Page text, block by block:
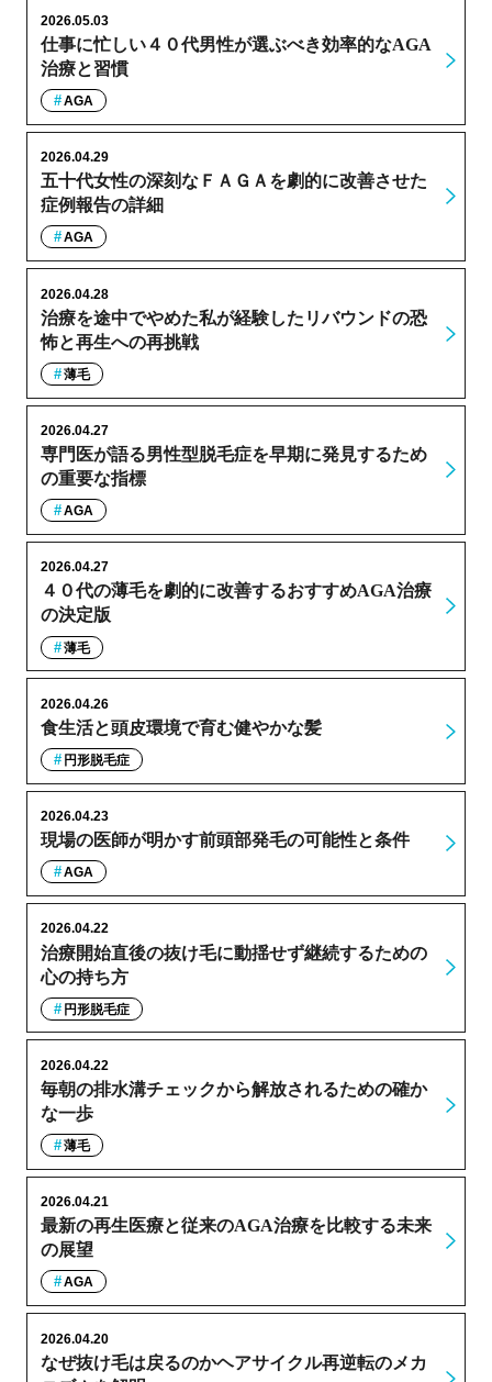
仕事に忙しい４０代男性が選ぶべき効率的なAGA
治療と習慣
2026.05.03
AGA
五十代女性の深刻なＦＡＧＡを劇的に改善させた
症例報告の詳細
2026.04.29
AGA
治療を途中でやめた私が経験したリバウンドの恐
怖と再生への再挑戦
2026.04.28
薄毛
専門医が語る男性型脱毛症を早期に発見するため
の重要な指標
2026.04.27
AGA
４０代の薄毛を劇的に改善するおすすめAGA治療
の決定版
2026.04.27
薄毛
食生活と頭皮環境で育む健やかな髪
2026.04.26
円形脱毛症
現場の医師が明かす前頭部発毛の可能性と条件
2026.04.23
AGA
治療開始直後の抜け毛に動揺せず継続するための
心の持ち方
2026.04.22
円形脱毛症
毎朝の排水溝チェックから解放されるための確か
な一歩
2026.04.22
薄毛
最新の再生医療と従来のAGA治療を比較する未来
の展望
2026.04.21
AGA
なぜ抜け毛は戻るのかヘアサイクル再逆転のメカ
2026.04.20